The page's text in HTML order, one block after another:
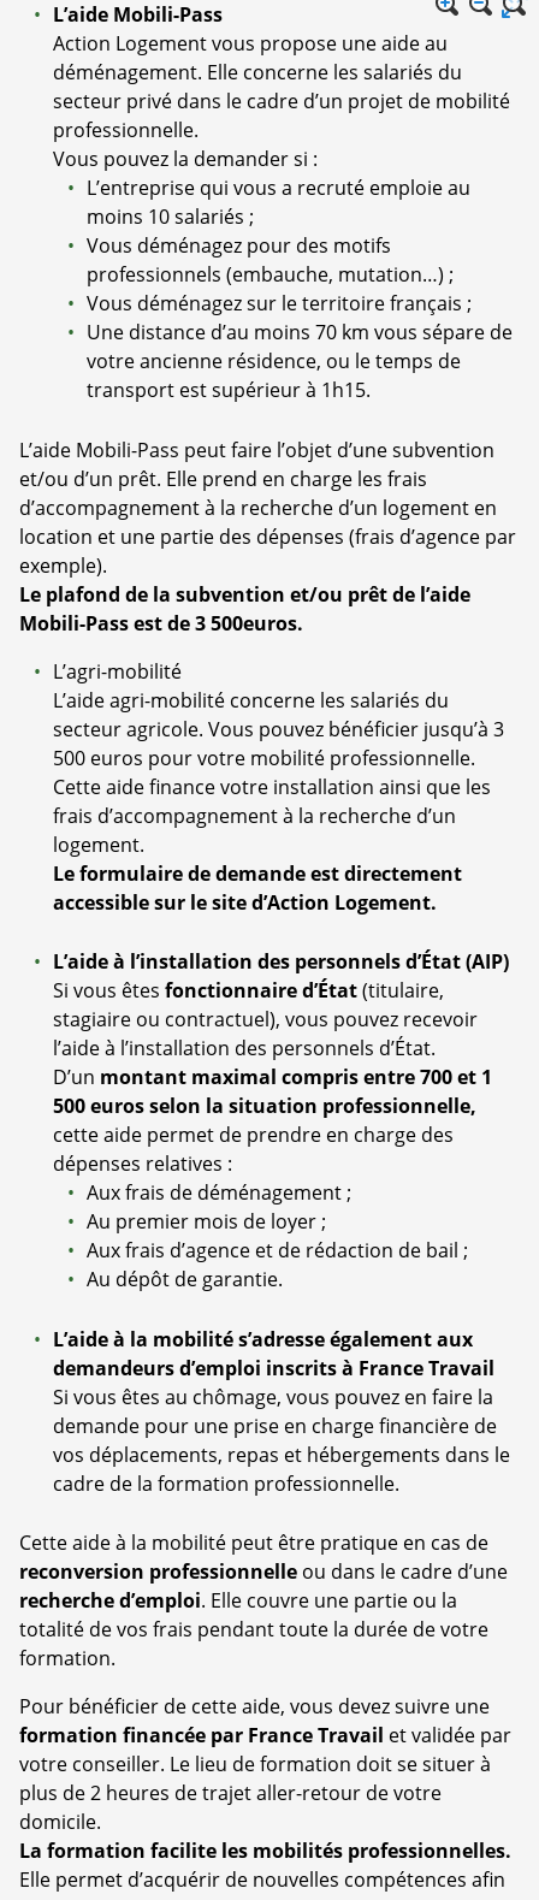
L’aide Mobili-Pass
Action Logement vous propose une aide au
déménagement. Elle concerne les salariés du
secteur privé dans le cadre d’un projet de mobilité
professionnelle.
Vous pouvez la demander si :
L’entreprise qui vous a recruté emploie au
moins 10 salariés ;
Vous déménagez pour des motifs
professionnels (embauche, mutation…) ;
Vous déménagez sur le territoire français ;
Une distance d’au moins 70 km vous sépare de
votre ancienne résidence, ou le temps de
transport est supérieur à 1h15.
L’aide Mobili-Pass peut faire l’objet d’une subvention
et/ou d’un prêt. Elle prend en charge les frais
d’accompagnement à la recherche d’un logement en
location et une partie des dépenses (frais d’agence par
exemple).
Le plafond de la subvention et/ou prêt de l’aide
Mobili-Pass est de 3 500euros.
L’agri-mobilité
L’aide agri-mobilité concerne les salariés du
secteur agricole. Vous pouvez bénéficier jusqu’à 3
500 euros pour votre mobilité professionnelle.
Cette aide finance votre installation ainsi que les
frais d’accompagnement à la recherche d’un
logement.
Le formulaire de demande est directement
accessible sur le site d’Action Logement.
L’aide à l’installation des personnels d’État (AIP)
Si vous êtes fonctionnaire d’État(titulaire,
stagiaire ou contractuel), vous pouvez recevoir
l’aide à l’installation des personnels d’État.
D’un montant maximal compris entre 700 et 1
500 euros selon la situation professionnelle,
cette aide permet de prendre en charge des
dépenses relatives :
Aux frais de déménagement ;
Au premier mois de loyer ;
Aux frais d’agence et de rédaction de bail ;
Au dépôt de garantie.
L’aide à la mobilité s’adresse également aux
demandeurs d’emploi inscrits à France Travail
Si vous êtes au chômage, vous pouvez en faire la
demande pour une prise en charge financière de
vos déplacements, repas et hébergements dans le
cadre de la formation professionnelle.
Cette aide à la mobilité peut être pratique en cas de
reconversion professionnelle ou dans le cadre d’une
recherche d’emploi. Elle couvre une partie ou la
totalité de vos frais pendant toute la durée de votre
formation.
Pour bénéficier de cette aide, vous devez suivre une
formation financée par France Travail et validée par
votre conseiller. Le lieu de formation doit se situer à
plus de 2 heures de trajet aller-retour de votre
domicile.
La formation facilite les mobilités professionnelles.
Elle permet d’acquérir de nouvelles compétences afin